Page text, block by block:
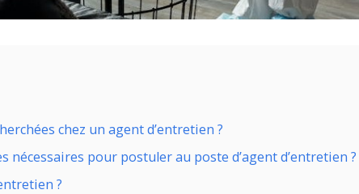
chez un agent d’entretien ?
nécessaires pour postuler au poste d’agent d’entretien ?
?